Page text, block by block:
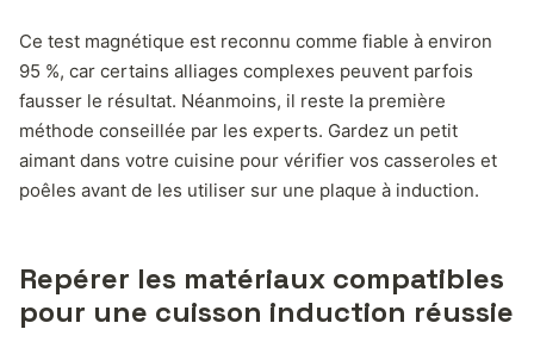
Ce test magnétique est reconnu comme fiable à environ
95 %, car certains alliages complexes peuvent parfois
fausser le résultat. Néanmoins, il reste la première
méthode conseillée par les experts. Gardez un petit
aimant dans votre cuisine pour vérifier vos casseroles et
poêles avant de les utiliser sur une plaque à induction.
Repérer les matériaux compatibles
pour une cuisson induction réussie